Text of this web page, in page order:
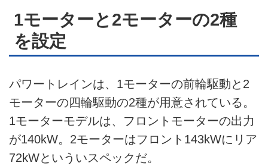
1モーターと2モーターの2種
を設定
パワートレインは、1モーターの前輪駆動と2
モーターの四輪駆動の2種が用意されている。
1モーターモデルは、フロントモーターの出力
が140kW。2モーターはフロント143kWにリア
72kWといういスペックだ。